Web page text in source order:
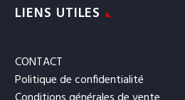
LIENS UTILES
CONTACT
Politique de confidentialité